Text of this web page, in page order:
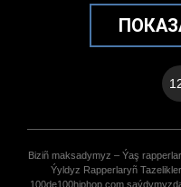
Biziñ maksadymyz – Ýaş
Ýyldyz Rapperlaryñ
100de100hiphop.com